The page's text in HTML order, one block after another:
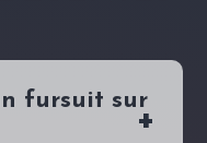
fursuit sur